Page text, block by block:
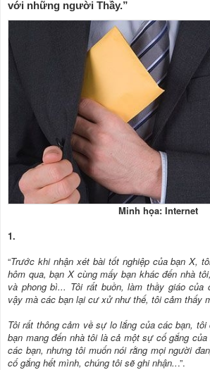
với những người Thầy.”
Minh họa: Internet
1.
“Trước khi nhận xét bài tốt nghiệp của bạn X,
hôm qua, bạn X cùng mấy bạn khác đến nhà
và phong bì... Tôi rất buồn, làm thầy giáo của
vậy mà các bạn lại cư xử như thế, tôi cảm thấy
Tôi rất thông cảm về sự lo lắng của các bạn,
bạn mang đến nhà tôi là cả một sự cố gắng
các bạn, nhưng tôi muốn nói rằng mọi người
cố gắng hết mình, chúng tôi sẽ ghi nhận...”.